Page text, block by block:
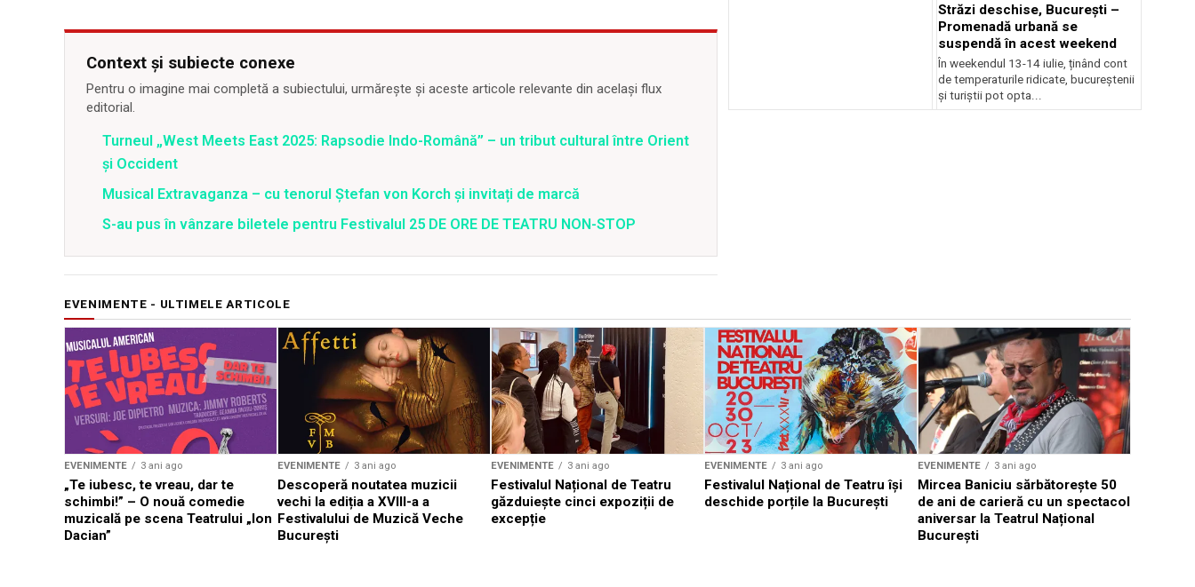
Context și subiecte conexe
Pentru o imagine mai completă a subiectului, urmărește și aceste articole relevante din același flux
editorial.
Turneul „West Meets East 2025: Rapsodie Indo-Română” – un tribut cultural între Orient
și Occident
Musical Extravaganza – cu tenorul Ștefan von Korch și invitați de marcă
S-au pus în vânzare biletele pentru Festivalul 25 DE ORE DE TEATRU NON-STOP
Străzi deschise, București –
Promenadă urbană se
suspendă în acest weekend
În weekendul 13-14 iulie, ținând cont
de temperaturile ridicate, bucureștenii
și turiștii pot opta...
EVENIMENTE - ULTIMELE ARTICOLE
EVENIMENTE 3 ani ago
„Te iubesc, te vreau, dar te
schimbi!” – O nouă comedie
muzicală pe scena Teatrului „Ion
Dacian”
EVENIMENTE 3 ani ago
Descoperă noutatea muzicii
vechi la ediția a XVIII-a a
Festivalului de Muzică Veche
București
EVENIMENTE 3 ani ago
Festivalul Național de Teatru
găzduiește cinci expoziții de
excepție
EVENIMENTE 3 ani ago
Festivalul Național de Teatru își
deschide porțile la București
EVENIMENTE 3 ani ago
Mircea Baniciu sărbătorește 50
de ani de carieră cu un spectacol
aniversar la Teatrul Național
București